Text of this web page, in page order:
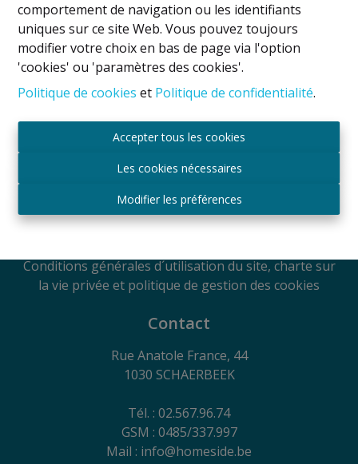
comportement de navigation ou les identifiants
uniques sur ce site Web. Vous pouvez toujours
modifier votre choix en bas de page via l'option
'cookies' ou 'paramètres des cookies'.
Politique de cookies et Politique de confidentialité.
Accepter tous les cookies
Les cookies nécessaires
Modifier les préférences
Mentions légales
Titulaire IPI: David GUNEL
Agent immobilier intermédiaire et régisseur
Rue du Luxembourg 16B, 1000 Bruxelles, Belgique
du 29juin 2018
RC Professionnelle et Cautionnement via Axa
Conditions générales d´utilisation du site, charte sur
la vie privée et politique de gestion des cookies
Contact
Rue Anatole France, 44
1030 SCHAERBEEK
Tél. : 02.567.96.74
GSM : 0485/337.997
Mail : info@homeside.be